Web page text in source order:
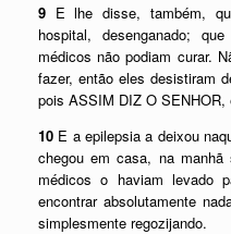
9 E lhe disse, também,
hospital, desenganado;
médicos não podiam curar.
fazer, então eles desistiram
pois ASSIM DIZ O SENHOR,
10 E a epilepsia a deixou
chegou em casa, na
médicos o haviam levado
encontrar absolutamente
simplesmente regozijando.